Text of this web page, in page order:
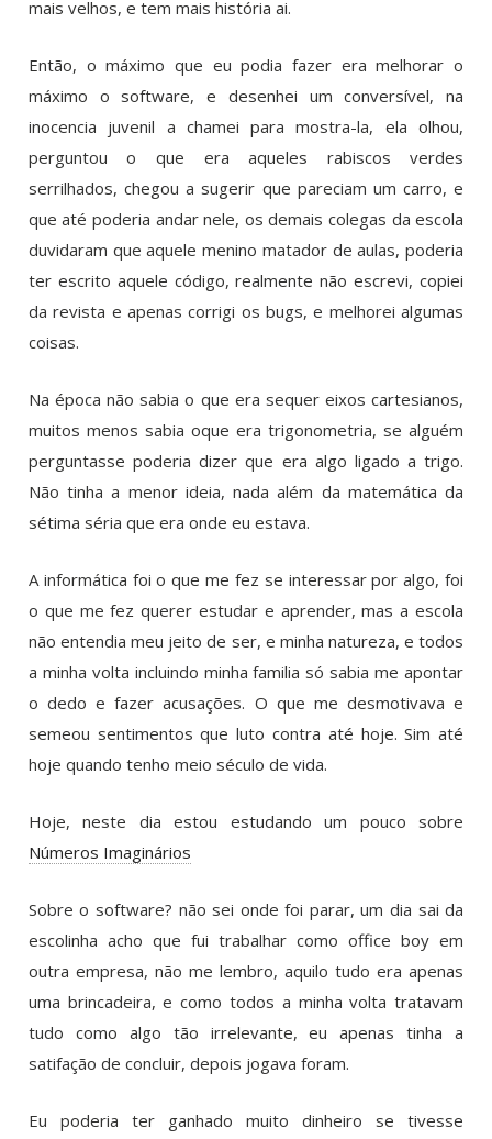
mais velhos, e tem mais história ai.
Então, o máximo que eu podia fazer era melhorar o
máximo o software, e desenhei um conversível, na
inocencia juvenil a chamei para mostra-la, ela olhou,
perguntou o que era aqueles rabiscos verdes
serrilhados, chegou a sugerir que pareciam um carro, e
que até poderia andar nele, os demais colegas da escola
duvidaram que aquele menino matador de aulas, poderia
ter escrito aquele código, realmente não escrevi, copiei
da revista e apenas corrigi os bugs, e melhorei algumas
coisas.
Na época não sabia o que era sequer eixos cartesianos,
muitos menos sabia oque era trigonometria, se alguém
perguntasse poderia dizer que era algo ligado a trigo.
Não tinha a menor ideia, nada além da matemática da
sétima séria que era onde eu estava.
A informática foi o que me fez se interessar por algo, foi
o que me fez querer estudar e aprender, mas a escola
não entendia meu jeito de ser, e minha natureza, e todos
a minha volta incluindo minha familia só sabia me apontar
o dedo e fazer acusações. O que me desmotivava e
semeou sentimentos que luto contra até hoje. Sim até
hoje quando tenho meio século de vida.
Hoje, neste dia estou estudando um pouco sobre
Números Imaginários
Sobre o software? não sei onde foi parar, um dia sai da
escolinha acho que fui trabalhar como office boy em
outra empresa, não me lembro, aquilo tudo era apenas
uma brincadeira, e como todos a minha volta tratavam
tudo como algo tão irrelevante, eu apenas tinha a
satifação de concluir, depois jogava foram.
Eu poderia ter ganhado muito dinheiro se tivesse